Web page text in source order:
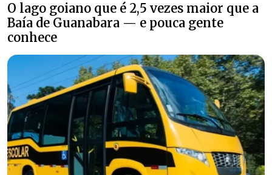
O lago goiano que é 2,5 vezes maior que a
Baía de Guanabara — e pouca gente
conhece